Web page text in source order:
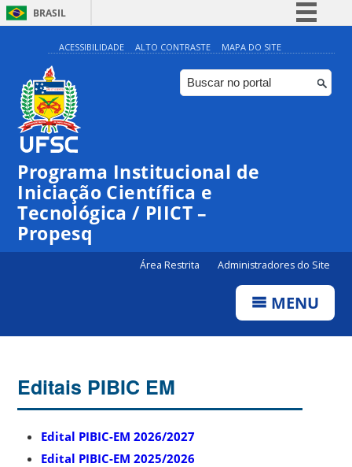
BRASIL
Simplifique!
Comunica BR
Participe
Canais
ACESSIBILIDADE ALTO CONTRASTE MAPA DO SITE
Programa Institucional de
Iniciação Científica e
Tecnológica / PIICT –
Propesq
Área Restrita Administradores do Site
MENU
Editais PIBIC EM
Edital PIBIC-EM 2026/2027
Edital PIBIC-EM 2025/2026